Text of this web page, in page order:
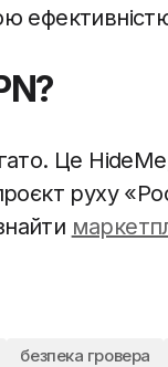
Це
руху
безпека гровера